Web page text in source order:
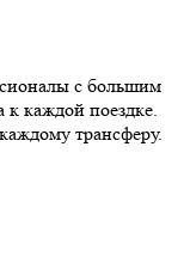
с большим
каждой поездке.
трансферу.